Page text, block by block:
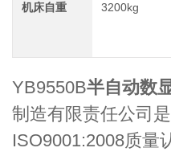
机床自重 3200kg
YB9550B半自动数
制造有限责任公司
ISO9001:2008质量